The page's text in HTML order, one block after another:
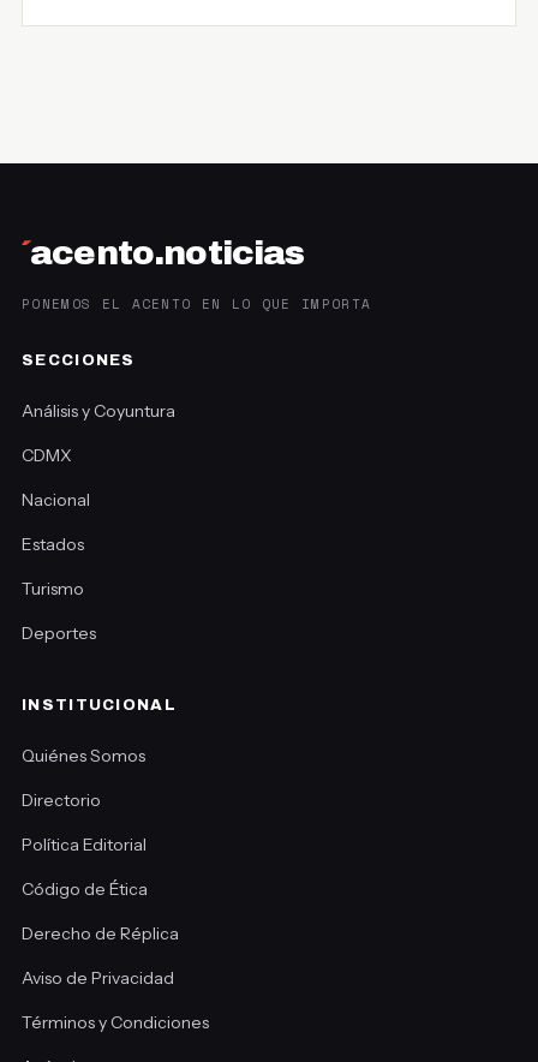
´acento.noticias
PONEMOS EL ACENTO EN LO QUE IMPORTA
SECCIONES
Análisis y Coyuntura
CDMX
Nacional
Estados
Turismo
Deportes
INSTITUCIONAL
Quiénes Somos
Directorio
Política Editorial
Código de Ética
Derecho de Réplica
Aviso de Privacidad
Términos y Condiciones